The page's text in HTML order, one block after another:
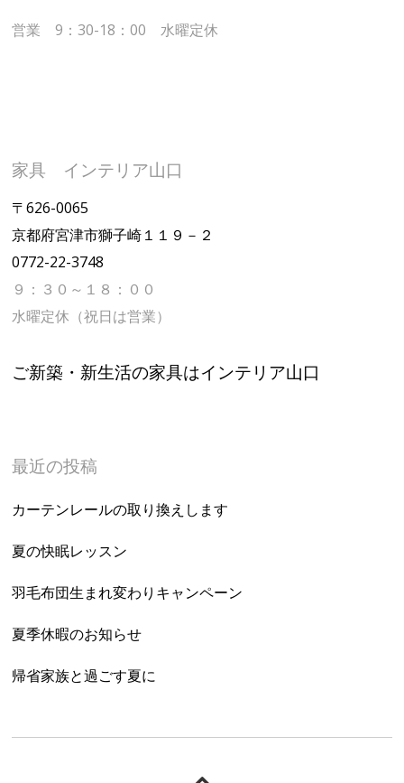
営業 9：30-18：00 水曜定休
家具 インテリア山口
〒626-0065
京都府宮津市獅子崎１１９－２
0772-22-3748
９：３０～１８：００
水曜定休（祝日は営業）
ご新築・新生活の家具はインテリア山口
最近の投稿
カーテンレールの取り換えします
夏の快眠レッスン
羽毛布団生まれ変わりキャンペーン
夏季休暇のお知らせ
帰省家族と過ごす夏に